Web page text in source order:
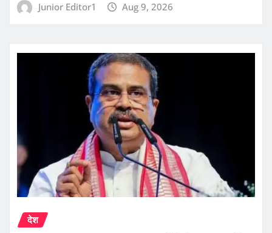
Junior Editor1 Aug 9, 2026
देश